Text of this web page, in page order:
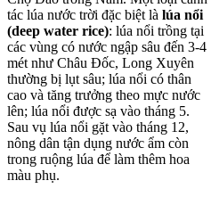
tác lúa nước trời đặc biệt là lúa nổi
(deep water rice): lúa nổi trồng tại
các vùng có nước ngập sâu đến 3-4
mét như Châu Đốc, Long Xuyên
thường bị lụt sâu; lúa nổi có thân
cao và tăng trưởng theo mực nước
lên; lúa nổi được sạ vào tháng 5.
Sau vụ lúa nổi gặt vào tháng 12,
nông dân tận dụng nước ẩm còn
trong ruộng lúa để làm thêm hoa
màu phụ.